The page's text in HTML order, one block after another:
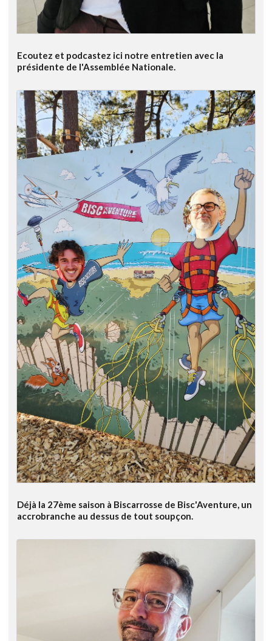
Ecoutez et podcastez ici notre entretien avec la
présidente de l'Assemblée Nationale.
Déjà la 27ème saison à Biscarrosse de Bisc'Aventure, un
accrobranche au dessus de tout soupçon.